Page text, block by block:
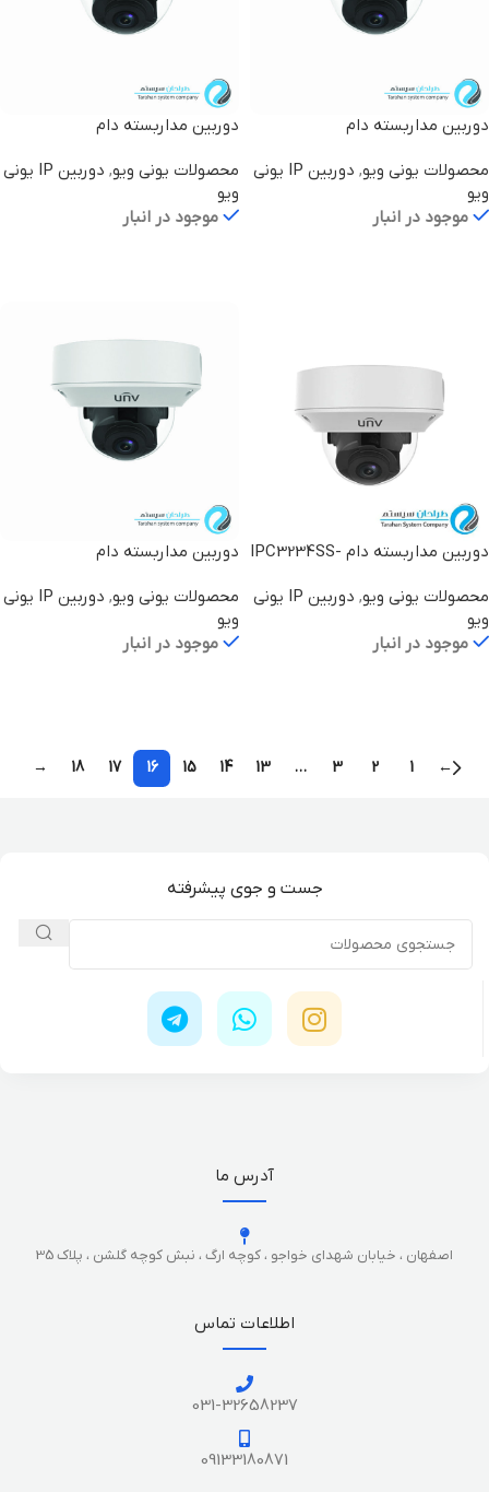
دوربین مداربسته دام
محصولات یونی ویو,
دوربین IP یونی
ویو
موجود در انبار
دوربین مداربسته دام
محصولات یونی ویو,
دوربین IP یونی
ویو
موجود در انبار
دوربین مداربسته دام IPC3234SS-
محصولات یونی ویو,
دوربین IP یونی
ویو
موجود در انبار
دوربین مداربسته دام
محصولات یونی ویو,
دوربین IP یونی
ویو
موجود در انبار
←
1
2
3
…
13
14
15
16
17
18
→
جست و جوی پیشرفته
آدرس ما
اصفهان ، خیابان شهدای خواجو ، کوچه ارگ ، نبش کوچه گلشن ، پلاک 35
اطلاعات تماس
031-32658237
09133180871